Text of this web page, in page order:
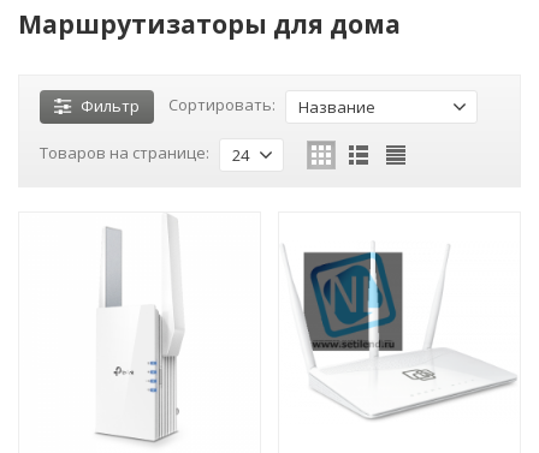
Маршрутизаторы для дома
Фильтр Сортировать: Название
Товаров на странице: 24